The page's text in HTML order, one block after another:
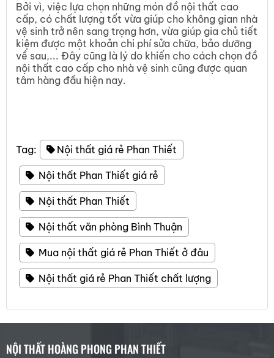
Bởi vì, việc lựa chọn những món đồ nội thất cao
cấp, có chất lượng tốt vừa giúp cho không gian nhà
vệ sinh trở nên sang trọng hơn, vừa giúp gia chủ tiết
kiệm được một khoản chi phí sửa chữa, bảo dưỡng
về sau,... Đây cũng là lý do khiến cho cách chọn đồ
nội thất cao cấp cho nhà vệ sinh cũng được quan
tâm hàng đầu hiện nay.
Tag: Nội thất giá rẻ Phan Thiết
Nội thất Phan Thiết giá rẻ
Nội thất Phan Thiết
Nội thất văn phòng Bình Thuận
Mua nội thất giá rẻ Phan Thiết ở đâu
Nội thất giá rẻ Phan Thiết chất lượng
NỘI THẤT HOÀNG PHONG PHAN THIẾT